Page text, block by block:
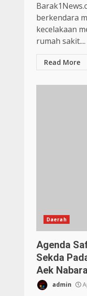
berkendara
kecelakaan
rumah sakit....
Read More
Daerah
Agenda
Sekda
Aek
admin